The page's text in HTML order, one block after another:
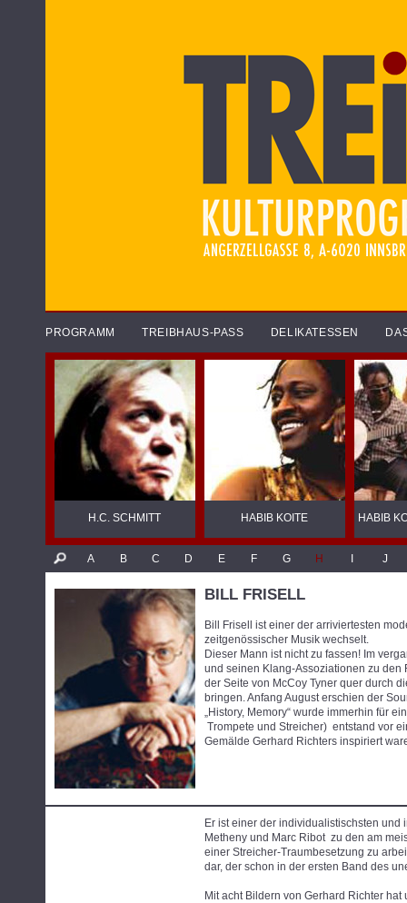
PROGRAMM TREIBHAUS-PASS DELIKATESSEN
H.C. SCHMITT HABIB KOITE HABIB
A B C D E F G H J
BILL FRISELL
Bill Frisell ist einer der arriviertesten
zeitgenössischer Musik wechselt.
Dieser Mann ist nicht zu fassen! Im
und seinen Klang-Assoziationen zu den
der Seite von McCoy Tyner quer durch
bringen. Anfang August erschien der
„History, Memory“ wurde immerhin für
Trompete und Streicher) entstand vor
Gemälde Gerhard Richters inspiriert
Er ist einer der individualistischsten
Metheny und Marc Ribot zu den am
einer Streicher-Traumbesetzung zu
dar, der schon in der ersten Band des
Mit acht Bildern von Gerhard Richter